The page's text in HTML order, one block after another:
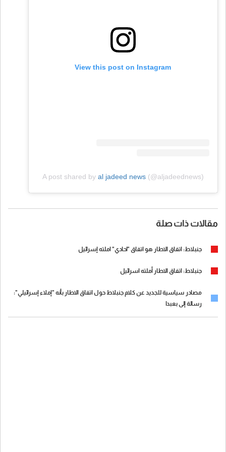
View this post on Instagram
A post shared by al jadeed news(@aljadeednews)
مقالات ذات صلة
جنبلاط: اتفاق الاطار هو اتفاق "احادي" املته إسرائيل
جنبلاط: اتفاق الاطار أملته اسرائيل
مصادر سياسية للجديد عن كلام جنبلاط حول اتفاق الاطار بأنه "إملاء إسرائيلي":
رسالة إلى بعبدا